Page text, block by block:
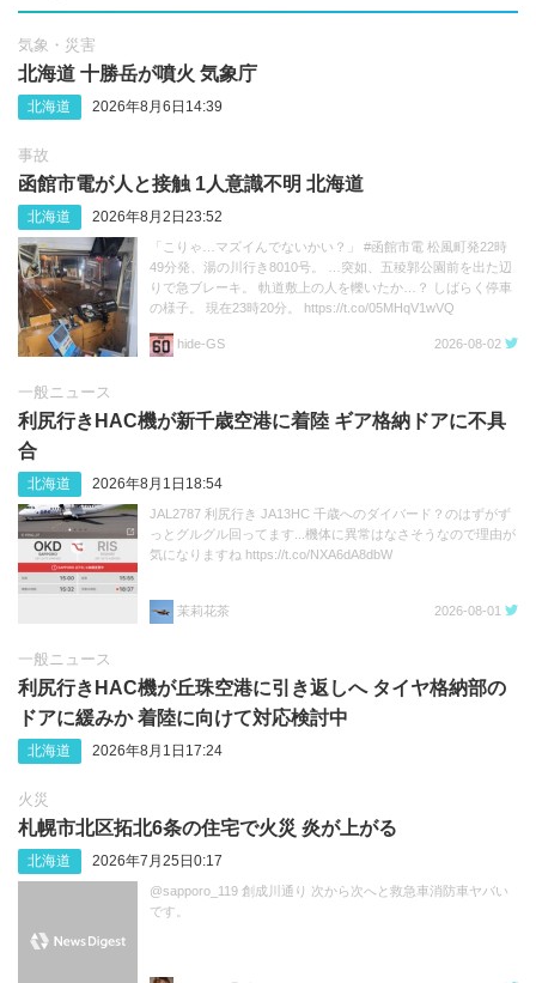
気象・災害
北海道 十勝岳が噴火 気象庁
北海道 2026年8月6日14:39
事故
函館市電が人と接触 1人意識不明 北海道
北海道 2026年8月2日23:52
「こりゃ…マズイんでないかい？」 #函館市電 松風町発22時
49分発、湯の川行き8010号。 …突如、五稜郭公園前を出た辺
りで急ブレーキ。 軌道敷上の人を轢いたか…？ しばらく停車
の様子。 現在23時20分。 https://t.co/05MHqV1wVQ
hide‐GS 2026-08-02
一般ニュース
利尻行きHAC機が新千歳空港に着陸 ギア格納ドアに不具
合
北海道 2026年8月1日18:54
JAL2787 利尻行き JA13HC 千歳へのダイバード？のはずがず
っとグルグル回ってます...機体に異常はなさそうなので理由が
気になりますね https://t.co/NXA6dA8dbW
茉莉花茶 2026-08-01
一般ニュース
利尻行きHAC機が丘珠空港に引き返しへ タイヤ格納部の
ドアに緩みか 着陸に向けて対応検討中
北海道 2026年8月1日17:24
火災
札幌市北区拓北6条の住宅で火災 炎が上がる
北海道 2026年7月25日0:17
@sapporo_119 創成川通り 次から次へと救急車消防車ヤバい
です。